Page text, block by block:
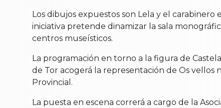
Los dibujos expuestos son Lela y el
iniciativa pretende dinamizar la sala
centros museísticos.
La programación en torno a la figura de
de Tor acogerá la representación de Os vellos
Provincial.
La puesta en escena correrá a cargo de la